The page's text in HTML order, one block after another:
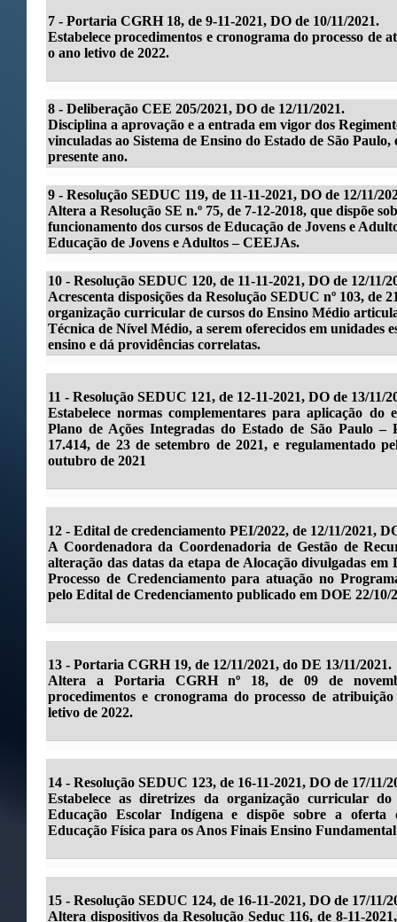
7 - Portaria CGRH 18, de 9-11-2021, DO de 10/11/2021.
Estabelece procedimentos e cronograma do processo de
o ano letivo de 2022.
8 - Deliberação CEE 205/2021, DO de 12/11/2021.
Disciplina a aprovação e a entrada em vigor dos
vinculadas ao Sistema de Ensino do Estado de São
presente ano.
9 - Resolução SEDUC 119, de 11-11-2021, DO de 12/11/
Altera a Resolução SE n.º 75, de 7-12-2018, que dispõe
funcionamento dos cursos de Educação de Jovens e
Educação de Jovens e Adultos – CEEJAs.
10 - Resolução SEDUC 120, de 11-11-2021, DO de 12/11/
Acrescenta disposições da Resolução SEDUC nº 103, de
organização curricular de cursos do Ensino Médio
Técnica de Nível Médio, a serem oferecidos em unidades
ensino e dá providências correlatas.
11 - Resolução SEDUC 121, de 12-11-2021, DO de 13/11/
Estabelece normas complementares para aplicação
Plano de Ações Integradas do Estado de São Paulo –
17.414, de 23 de setembro de 2021, e regulamentado
outubro de 2021
12 - Edital de credenciamento PEI/2022, de 12/11/2021,
A Coordenadora da Coordenadoria de Gestão de
alteração das datas da etapa de Alocação divulgadas em
Processo de Credenciamento para atuação no
pelo Edital de Credenciamento publicado em DOE 22/10/
13 - Portaria CGRH 19, de 12/11/2021, do DE 13/11/2021.
Altera a Portaria CGRH nº 18, de 09 de
procedimentos e cronograma do processo de
letivo de 2022.
14 - Resolução SEDUC 123, de 16-11-2021, DO de 17/11/
Estabelece as diretrizes da organização curricular
Educação Escolar Indígena e dispõe sobre a oferta
Educação Física para os Anos Finais Ensino
15 - Resolução SEDUC 124, de 16-11-2021, DO de 17/11/
Altera dispositivos da Resolução Seduc 116, de 8-11-